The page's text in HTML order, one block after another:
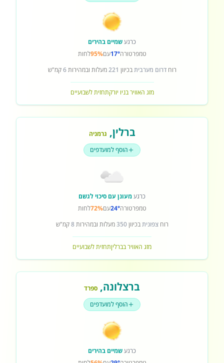
כרגעשמיים בהירים
טמפרטורה17°עם95%לחות
רוחדרום מערביתבכיוון 221מעלות ובמהירות6קמ"ש
מזג האוויר בניו יורקתחזית לשבועיים
ברלין, גרמניה
הוסף למועדפים
כרגעמעונן עם סיכוי לגשם
טמפרטורה24°עם72%לחות
רוחצפוניתבכיוון350מעלות ובמהירות8קמ"ש
מזג האוויר בברליןתחזית לשבועיים
ברצלונה, ספרד
הוסף למועדפים
כרגעשמיים בהירים